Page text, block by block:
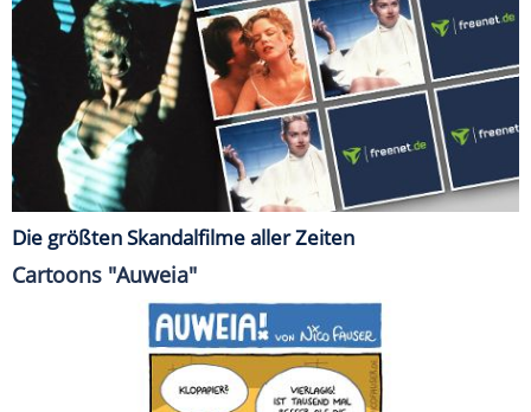
Die größten Skandalfilme aller Zeiten
Cartoons "Auweia"